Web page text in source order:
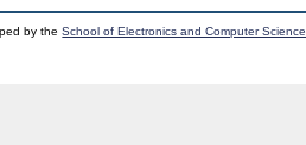
by theSchool of Electronics and Computer Science